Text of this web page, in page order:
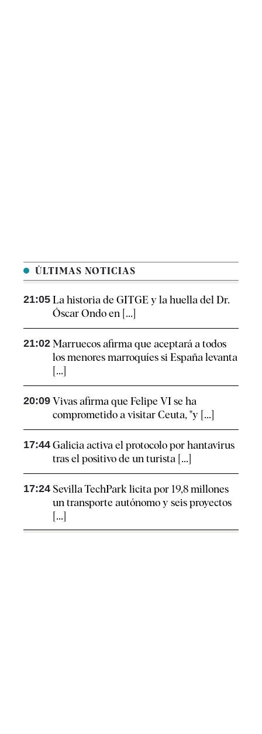
ÚLTIMAS NOTICIAS
21:05 La historia de GITGE y la huella del Dr.
Óscar Ondo en [...]
21:02 Marruecos afirma que aceptará a todos
los menores marroquíes si España levanta
[...]
20:09 Vivas afirma que Felipe VI se ha
comprometido a visitar Ceuta, "y [...]
17:44 Galicia activa el protocolo por hantavirus
tras el positivo de un turista [...]
17:24 Sevilla TechPark licita por 19,8 millones
un transporte autónomo y seis proyectos
[...]